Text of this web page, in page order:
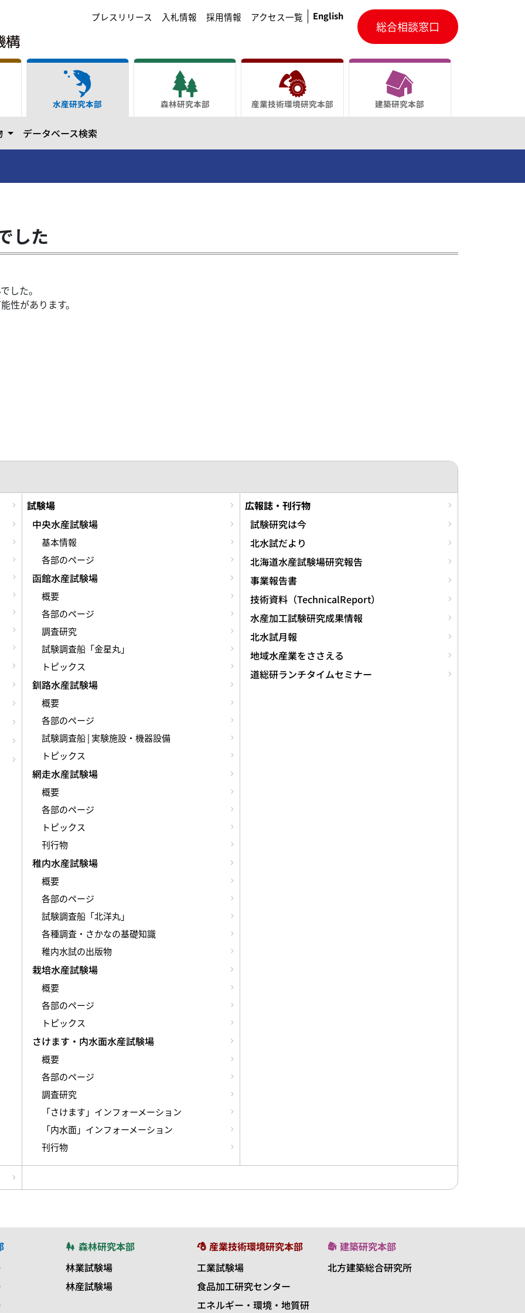
プレスリリース 入札情報 採用情報 アクセス一覧 English
総合相談窓口
水産研究本部
すカテゴリーを開きます
データベース検索
森林研究本部 産業技術環境研究本部 建築研究本部
した
した。
性があります。
試験場
中央水産試験場
基本情報
各部のページ
函館水産試験場
概要
各部のページ
調査研究
試験調査船「金星丸」
トピックス
釧路水産試験場
概要
各部のページ
試験調査船 | 実験施設・機器設備
トピックス
網走水産試験場
概要
各部のページ
トピックス
刊行物
稚内水産試験場
概要
各部のページ
試験調査船「北洋丸」
各種調査・さかなの基礎知識
稚内水試の出版物
栽培水産試験場
概要
各部のページ
トピックス
さけます・内水面水産試験場
概要
各部のページ
調査研究
「さけます」インフォーメーション
「内水面」インフォーメーション
刊行物
広報誌・刊行物
試験研究は今
北水試だより
北海道水産試験場研究報告
事業報告書
技術資料（TechnicalReport）
水産加工試験研究成果情報
北水試月報
地域水産業をささえる
道総研ランチタイムセミナー
森林研究本部
林業試験場
林産試験場
産業技術環境研究本部
工業試験場
食品加工研究センター
エネルギー・環境・地質研
建築研究本部
北方建築総合研究所